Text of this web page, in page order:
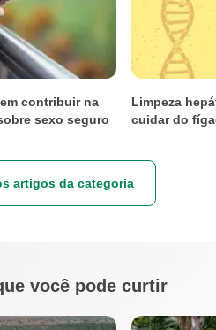
contribuir na
sexo seguro
Limpeza
cuidar do
artigos da categoria
você pode curtir